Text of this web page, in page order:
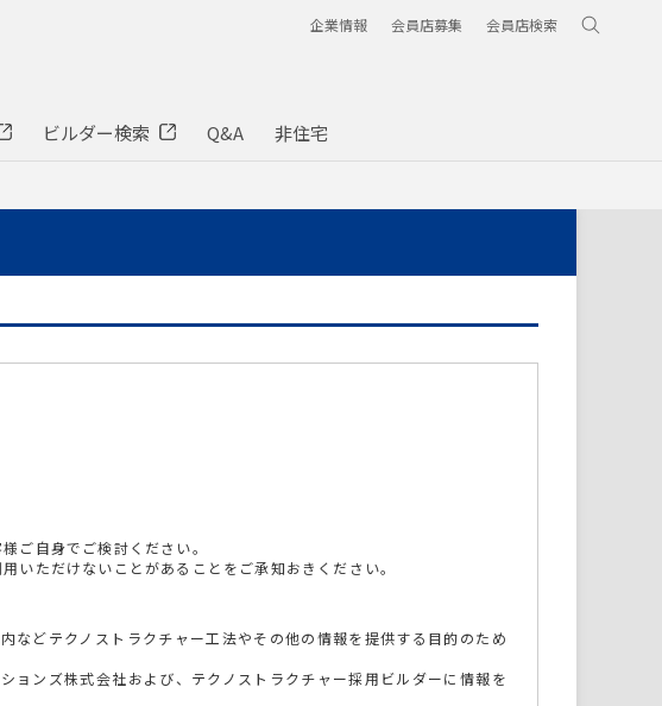
ビルダー検索 Q&A 非住宅
企業情報 会員店募集 会員店検索
ご自身でご検討ください。
いただけないことがあることをご承知おきください。
どテクノストラクチャー工法やその他の情報を提供する目的のため
ョンズ株式会社および、テクノストラクチャー採用ビルダーに情報を